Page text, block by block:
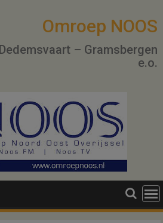
Omroep NOOS
– Gramsbergen
e.o.